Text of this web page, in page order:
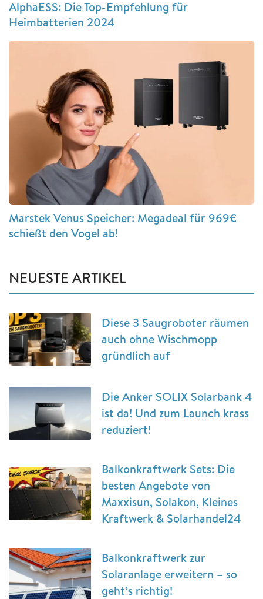
AlphaESS: Die Top-Empfehlung für
Heimbatterien 2024
Marstek Venus Speicher: Megadeal für 969€
schießt den Vogel ab!
NEUESTE ARTIKEL
Diese 3 Saugroboter räumen
auch ohne Wischmopp
gründlich auf
Die Anker SOLIX Solarbank 4
ist da! Und zum Launch krass
reduziert!
Balkonkraftwerk Sets: Die
besten Angebote von
Maxxisun, Solakon, Kleines
Kraftwerk & Solarhandel24
Balkonkraftwerk zur
Solaranlage erweitern – so
geht’s richtig!